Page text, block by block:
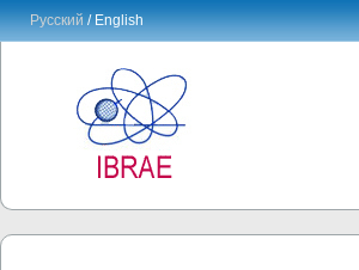
Русский/ English